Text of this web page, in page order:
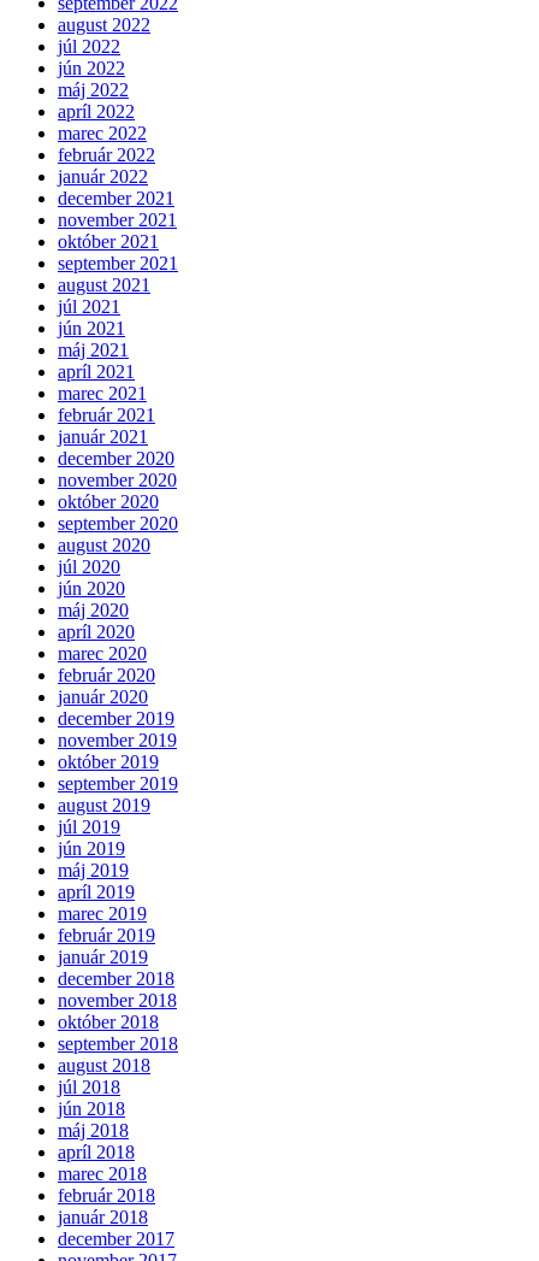
august 2022
júl 2022
jún 2022
máj 2022
apríl 2022
marec 2022
február 2022
január 2022
december 2021
november 2021
október 2021
september 2021
august 2021
júl 2021
jún 2021
máj 2021
apríl 2021
marec 2021
február 2021
január 2021
december 2020
november 2020
október 2020
september 2020
august 2020
júl 2020
jún 2020
máj 2020
apríl 2020
marec 2020
február 2020
január 2020
december 2019
november 2019
október 2019
september 2019
august 2019
júl 2019
jún 2019
máj 2019
apríl 2019
marec 2019
február 2019
január 2019
december 2018
november 2018
október 2018
september 2018
august 2018
júl 2018
jún 2018
máj 2018
apríl 2018
marec 2018
február 2018
január 2018
december 2017